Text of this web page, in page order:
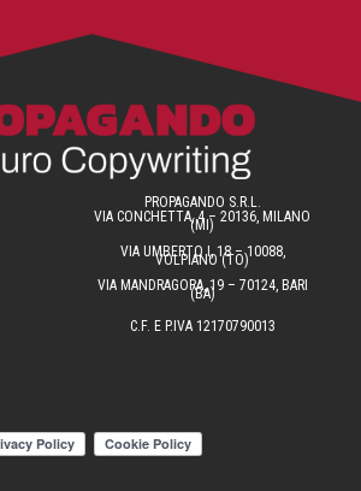
PROPAGANDO S.R.L.
VIA CONCHETTA, 4 – 20136, MILANO
(MI)
VIA UMBERTO I, 18 – 10088,
VOLPIANO (TO)
VIA MANDRAGORA, 19 – 70124, BARI
(BA)
C.F. E P.IVA 12170790013